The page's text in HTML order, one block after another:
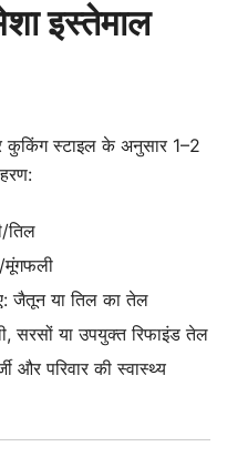
इस्तेमाल
स्टाइल के अनुसार 1–2
तिल
मूंगफली
जैतून या तिल का तेल
सरसों या उपयुक्त रिफाइंड तेल
और परिवार की स्वास्थ्य